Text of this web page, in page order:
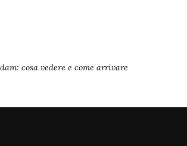
cosa vedere e come arrivare